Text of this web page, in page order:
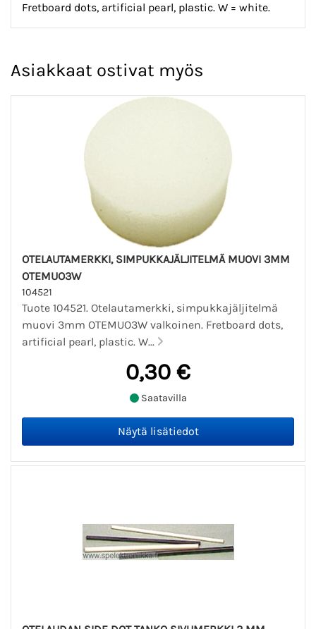
Fretboard dots, artificial pearl, plastic. W = white.
Asiakkaat ostivat myös
OTELAUTAMERKKI, SIMPUKKAJÄLJITELMÄ MUOVI 3MM
OTEMUO3W
104521
Tuote 104521. Otelautamerkki, simpukkajäljitelmä
muovi 3mm OTEMUO3W valkoinen. Fretboard dots,
artificial pearl, plastic. W...
0,30 €
Saatavilla